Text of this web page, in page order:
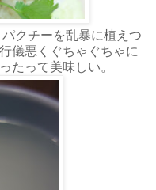
クチーを乱暴に植えつ
儀悪くぐちゃぐちゃに
たって美味しい。